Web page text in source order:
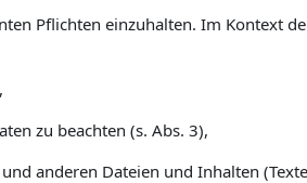
Pflichten einzuhalten. Im Kontext
zu beachten (s. Abs. 3),
anderen Dateien und Inhalten